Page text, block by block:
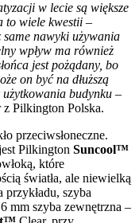
w lecie są większe
to wiele kwestii –
nawyki używania
wpływ ma również
jest pożądany, bo
on być na dłuższą
użytkowania budynku –
z Pilkington Polska.
przeciwsłoneczne.
Pilkington Suncool™
które
światła, ale niewielką
przykładu, szyba
mm szyba zewnętrzna –